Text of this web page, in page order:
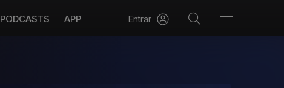
PODCASTS APP Entrar